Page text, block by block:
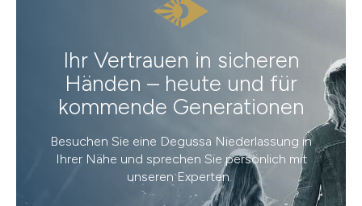
Ihr Vertrauen in sicheren
Händen – heute und für
kommende Generationen
Besuchen Sie eine Degussa Niederlassung in
Ihrer Nähe und sprechen Sie persönlich mit
unseren Experten.